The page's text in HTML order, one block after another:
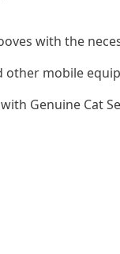
with the
mobile
Genuine Cat